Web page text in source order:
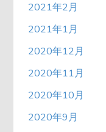
2021年2月
2021年1月
2020年12月
2020年11月
2020年10月
2020年9月